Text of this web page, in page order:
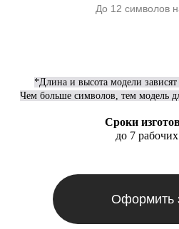
До 12 символов
*Длина и высота модели зависят
Чем больше символов, тем модель
Сроки
до 7
Оформить